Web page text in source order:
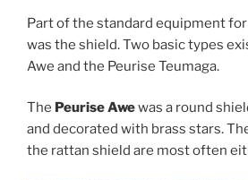
Part of the standard equipment
was the shield. Two basic types
Awe and the Peurise Teumaga.
The Peurise Awewas a round
and decorated with brass stars.
the rattan shield are most often